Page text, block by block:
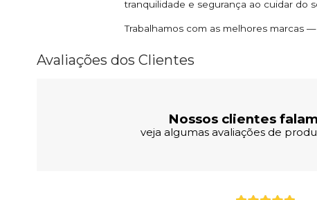
tranquilidade e segurança ao cuidar do
Trabalhamos com as melhores marcas
Avaliações dos Clientes
Nossos clientes
veja algumas avaliações de